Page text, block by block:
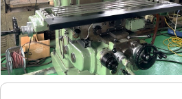
形 式MS-V
年 式1993